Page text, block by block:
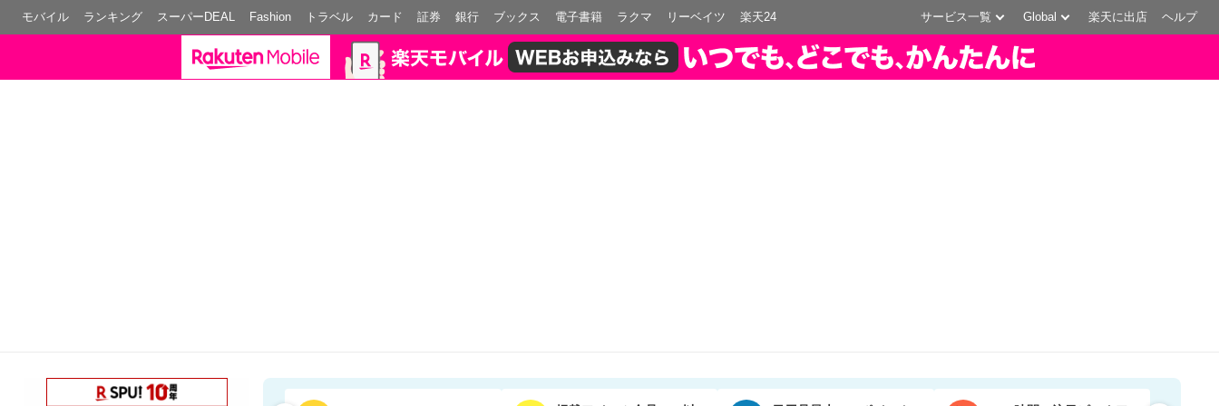
モバイル ランキング スーパーDEAL Fashion トラベル カード 証券 銀行 ブックス 電子書籍 ラクマ リーベイツ 楽天24 サービス一覧 Global 楽天に出店 ヘルプ